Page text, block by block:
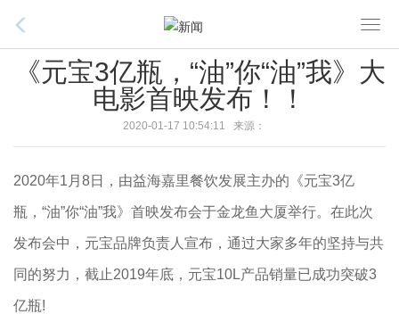
o
g
《元宝3亿瓶，“油”你“油”我》大
电影首映发布！！
2020-01-17 10:54:11 来源：
2020年1月8日，由益海嘉里餐饮发展主办的《元宝3亿
瓶，“油”你“油”我》首映发布会于金龙鱼大厦举行。在此次
发布会中，元宝品牌负责人宣布，通过大家多年的坚持与共
同的努力，截止2019年底，元宝10L产品销量已成功突破3
亿瓶!